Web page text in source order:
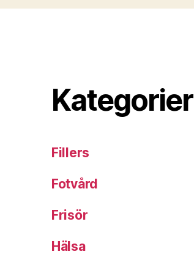
Kategorier
Fillers
Fotvård
Frisör
Hälsa